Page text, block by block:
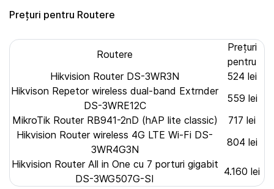
Prețuri pentru Routere
Routere
Prețuri
pentru
Hikvision Router DS-3WR3N
524 lei
Hikvison Repetor wireless dual-band Extrnder
DS-3WRE12C
559 lei
MikroTik Router RB941-2nD (hAP lite classic)
717 lei
Hikvision Router wireless 4G LTE Wi-Fi DS-
3WR4G3N
804 lei
Hikvision Router All in One cu 7 porturi gigabit
DS-3WG507G-SI
4.160 lei